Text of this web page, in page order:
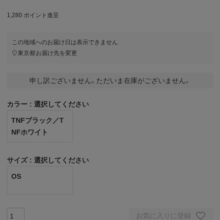
1,280 ポイント進呈
この地域へのお届け日は表示できません
東京都お届け先を変更
申し訳ございません。ただいま在庫がございません。
カラー 選択してください
TNFブラック／T
NFホワイト
サイズ 選択してください
OS
お気に入りに登録